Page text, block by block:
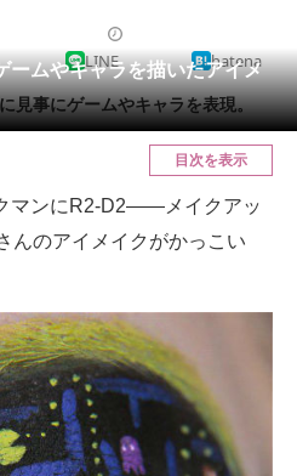
ムやキャラを描いたアイメ
LINE hatena
見事にゲームやキャラを表現。
目次を表示
マンにR2-D2――メイクアッ
んのアイメイクがかっこい